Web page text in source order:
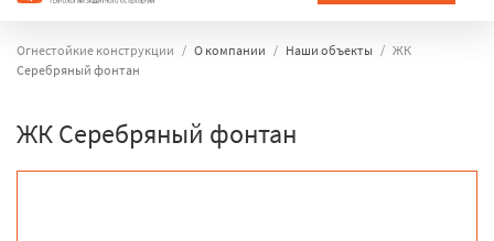
Огнестойкие конструкции О компании Наши объекты
ЖК
Серебряный фонтан
ЖК Серебряный фонтан